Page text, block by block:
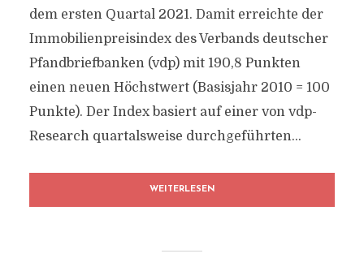
dem ersten Quartal 2021. Damit erreichte der
Immobilienpreisindex des Verbands deutscher
Pfandbriefbanken (vdp) mit 190,8 Punkten
einen neuen Höchstwert (Basisjahr 2010 = 100
Punkte). Der Index basiert auf einer von vdp-
Research quartalsweise durchgeführten...
WEITERLESEN